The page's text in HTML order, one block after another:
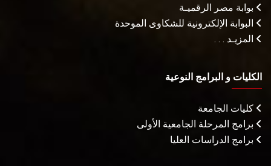
بوابة مصر الرقميـة
البوابة الإلكترونية للشكاوى الموحدة
المزيـد . . .
الكليات و البرامج النوعية
كليات الجامعة
برامج المرحلة الجامعية الأولى
برامج الدراسات العليا